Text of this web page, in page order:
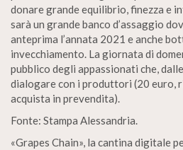
donare grande equilibrio, finezza e
sarà un grande banco d’assaggio
anteprima l’annata 2021 e anche
invecchiamento. La giornata di
pubblico degli appassionati che,
dialogare con i produttori (20 euro,
acquista in prevendita).
Fonte: Stampa Alessandria.
«Grapes Chain», la cantina digitale